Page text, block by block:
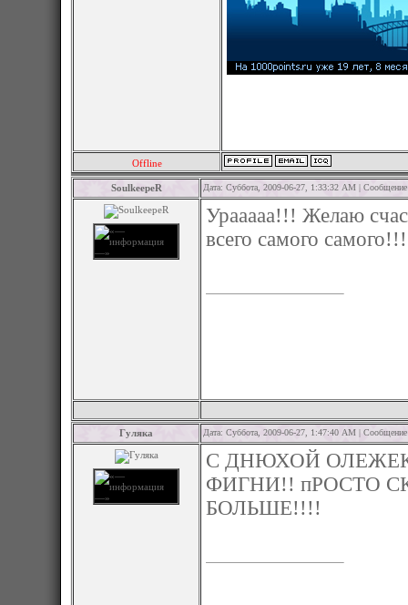
Offline
SoulkeepeR Дата: Суббота, 2009-06-27, 1:33:32 AM |
Урааааа!!! Желаю
всего самого
Гуляка Дата: Суббота, 2009-06-27, 1:47:40 AM |
С ДНЮХОЙ
ФИГНИ!! пРОСТО
БОЛЬШЕ!!!!